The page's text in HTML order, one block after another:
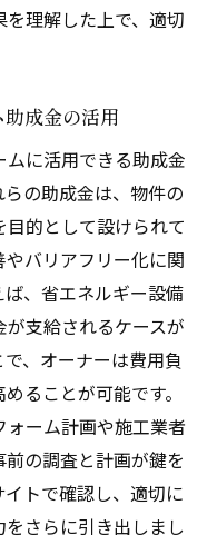
理解した上で、適切
成金の活用
に活用できる助成金
の助成金は、物件の
的として設けられて
バリアフリー化に関
、省エネルギー設備
支給されるケースが
、オーナーは費用負
ることが可能です。
ーム計画や施工業者
の調査と計画が鍵を
トで確認し、適切に
さらに引き出しまし